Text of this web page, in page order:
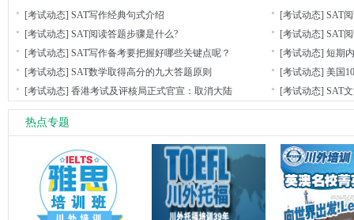
[考试动态] SAT写作经典句式介绍 [考试动态] SAT
[考试动态] SAT阅读答题步骤是什么? [考试动态] SAT
[考试动态] SAT写作备考要把握好哪些关键点呢？ [考试动态] 短期
[考试动态] SAT数学取得高分的九大答题原则 [考试动态] 美国
[考试动态] 香港考试及评核局正式官宣：取消大陆 [考试动态] SAT
热点专题